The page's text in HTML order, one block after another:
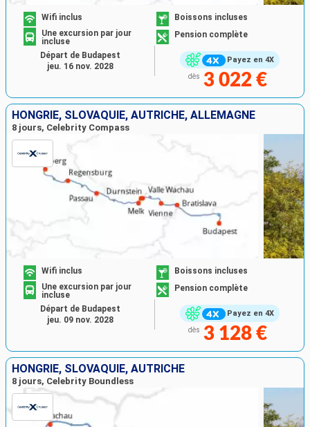
Payez en 4X
Wifi inclus
Boissons incluses
Une excursion par jour
incluse
Pension complète
dès 3 022 €
Départ de Budapest
jeu. 16 nov. 2028
HONGRIE, SLOVAQUIE, AUTRICHE, ALLEMAGNE
8 jours, Celebrity Compass
Payez en 4X
Wifi inclus
Boissons incluses
Une excursion par jour
incluse
Pension complète
dès 3 128 €
Départ de Budapest
jeu. 09 nov. 2028
HONGRIE, SLOVAQUIE, AUTRICHE
8 jours, Celebrity Boundless